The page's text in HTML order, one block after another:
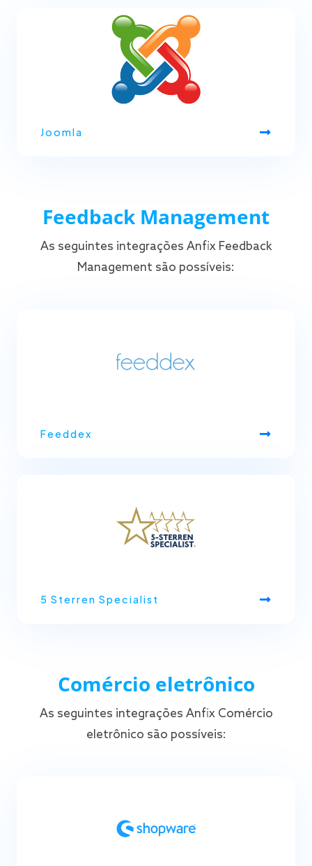
Joomla
Feedback Management
As seguintes integrações Anfix Feedback
Management são possíveis:
Feeddex
5 Sterren Specialist
Comércio eletrônico
As seguintes integrações Anfix Comércio
eletrônico são possíveis: